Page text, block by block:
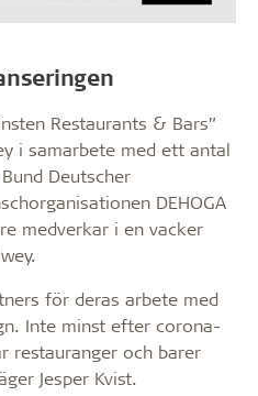
Restaurants & Bars”
i samarbete med ett antal
Deutscher
DEHOGA
medverkar i en vacker
för deras arbete med
Inte minst efter corona-
restauranger och barer
Jesper Kvist.